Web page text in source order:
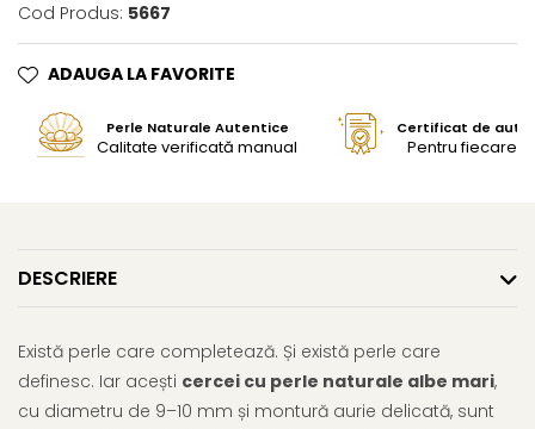
Cod Produs: 5667
ADAUGA LA FAVORITE
Perle Naturale Autentice
Calitate verificată manual
Certificat de
Pentru fiecare
DESCRIERE
Există perle care completează. Și există perle care
definesc. Iar acești cercei cu perle naturale albe mari,
cu diametru de 9–10 mm și montură aurie delicată, sunt